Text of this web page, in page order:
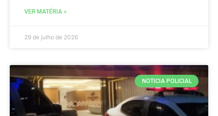
VER MATÉRIA »
29 de julho de 2026
NOTICIA POLICIAL